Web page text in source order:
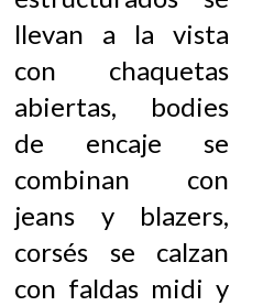
llevan a la vista
con chaquetas
abiertas, bodies
de encaje se
combinan con
jeans y blazers,
corsés se calzan
con faldas midi y